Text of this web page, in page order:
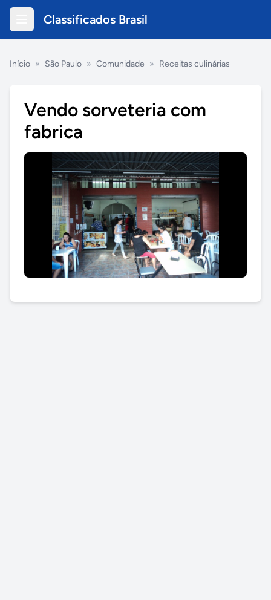
Classificados Brasil
Início » São Paulo » Comunidade » Receitas culinárias
Vendo sorveteria com
fabrica